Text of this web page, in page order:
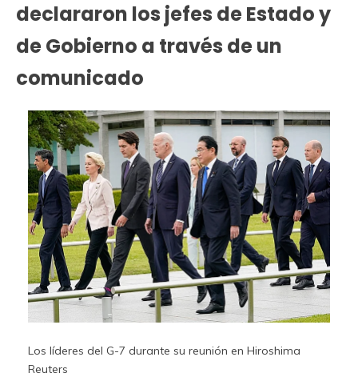
declararon los jefes de Estado y
de Gobierno a través de un
comunicado
Los líderes del G-7 durante su reunión en Hiroshima
Reuters